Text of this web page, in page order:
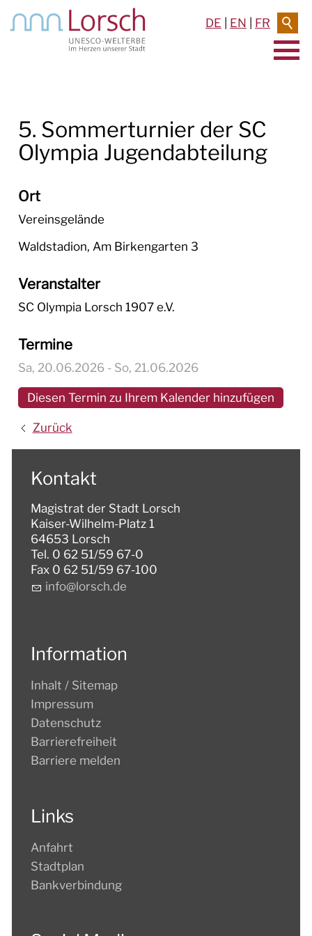
DE EN FR
RATHAUS & SERVICE
BAUEN & UMWELT
LEBEN IN LORSCH
KULTUR
5. Sommerturnier der SC
Olympia Jugendabteilung
Ort
Vereinsgelände
Waldstadion, Am Birkengarten 3
Veranstalter
SC Olympia Lorsch 1907 e.V.
Termine
Sa, 20.06.2026- So, 21.06.2026
Diesen Termin zu Ihrem Kalender hinzufügen
Zurück
Kontakt
Magistrat der Stadt Lorsch
Kaiser-Wilhelm-Platz 1
64653 Lorsch
Tel. 0 62 51/59 67-0
Fax 0 62 51/59 67-100
nf
l rsch d
Information
Inhalt / Sitemap
Impressum
Datenschutz
Barrierefreiheit
Barriere melden
Links
Anfahrt
Stadtplan
Bankverbindung